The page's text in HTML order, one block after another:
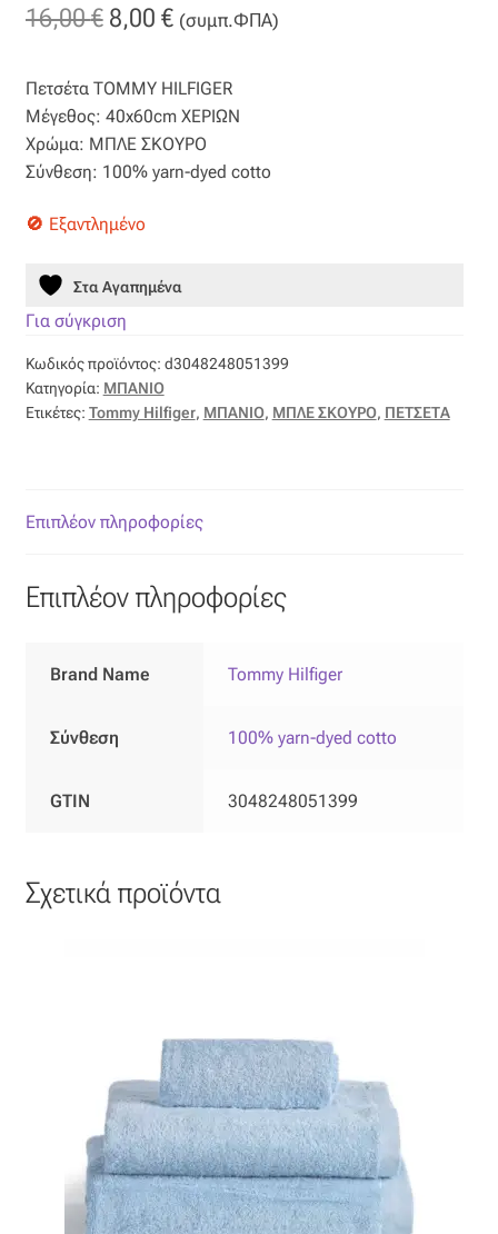
Αλκαντάρα
Βελούδο
Γάζα
Γκρο
Δαντέλα
Ζακάρ
Καραβόπανο
Μουσελίνα
Οργάντζα διπλή
Οργάντζα με κέντημα
Οργάντζα με ταφτά
16,00€ Original
was:
16,00 €.
8,00 €Η
τιμή
είναι:
8,00 €.
(συμπ.ΦΠΑ)
Πετσέτα TOMMY HILFIGER
Μέγεθος: 40x60cm ΧΕΡΙΩΝ
Χρώμα: ΜΠΛΕ ΣΚΟΥΡΟ
Σύνθεση: 100% yarn-dyed cotto
Εξαντλημένο
Στα Αγαπημένα
Για σύγκριση
Κωδικός προϊόντος: d3048248051399
Κατηγορία: ΜΠΑΝΙΟ
Ετικέτες: Tommy Hilfiger, ΜΠΑΝΙΟ, ΜΠΛΕ ΣΚΟΥΡΟ, ΠΕΤΣΕΤΑ
Επιπλέον πληροφορίες
Επιπλέον πληροφορίες
Brand Name Tommy Hilfiger
Σύνθεση 100% yarn-dyed cotto
GTIN 3048248051399
Σχετικά προϊόντα